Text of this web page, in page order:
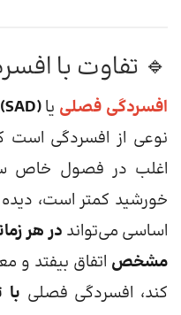
🔹 تفاوت با
افسردگی فصلی یا
نوعی از افسردگی است
اغلب در فصول خاص
خورشید کمتر است،
اساسی می‌تواند در هر
مشخص
کند، افسردگی فصلی